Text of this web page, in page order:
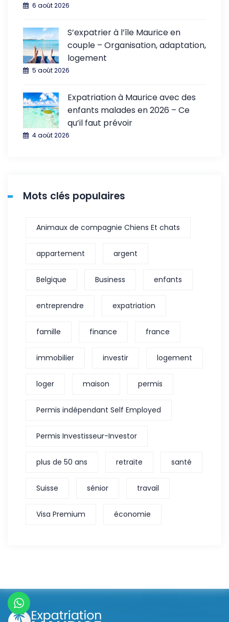
6 août 2026
S’expatrier à l’île Maurice en
couple – Organisation, adaptation,
logement
5 août 2026
Expatriation à Maurice avec des
enfants malades en 2026 – Ce
qu’il faut prévoir
4 août 2026
Mots clés populaires
Animaux de compagnie Chiens Et chats
appartement argent
Belgique Business enfants
entreprendre expatriation
famille finance france
immobilier investir logement
loger maison permis
Permis indépendant Self Employed
Permis Investisseur-Investor
plus de 50 ans retraite santé
Suisse sénior travail
Visa Premium économie